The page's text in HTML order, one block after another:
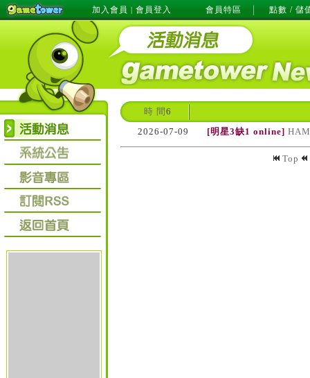
加入會員 | 會員登入 會員特區 點數 / 儲
時 間 6
2026-07-09
[明星3缺1 online]
Top